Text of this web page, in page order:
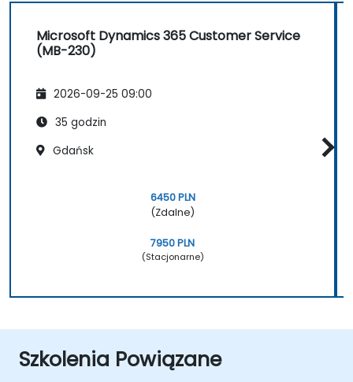
Microsoft Dynamics 365 Customer Service
(MB-230)
2026-09-25 09:00
35 godzin
Gdańsk
6450 PLN
(Zdalne)
7950 PLN
(Stacjonarne)
Szkolenia Powiązane